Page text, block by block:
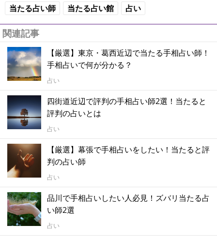
当たる占い師 当たる占い館 占い
関連記事
【厳選】東京・葛西近辺で当たる手相占い師！
手相占いで何が分かる？
占い
四街道近辺で評判の手相占い師2選！当たると
評判の占いとは
占い
【厳選】幕張で手相占いをしたい！当たると評
判の占い師
占い
品川で手相占いしたい人必見！ズバリ当たる占
い師2選
占い